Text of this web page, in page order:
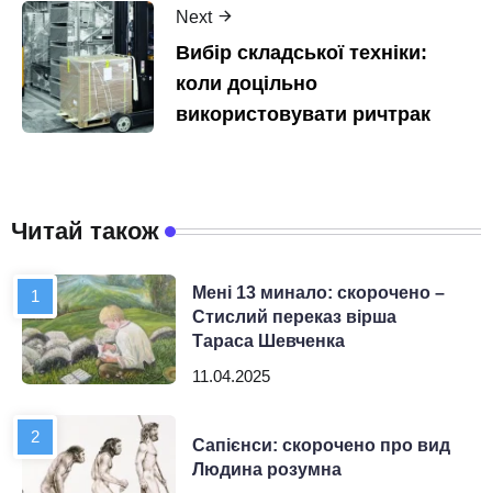
Next
Вибір складської техніки:
коли доцільно
використовувати ричтрак
Читай також
Мені 13 минало: скорочено –
Стислий переказ вірша
Тараса Шевченка
11.04.2025
Сапієнси: скорочено про вид
Людина розумна